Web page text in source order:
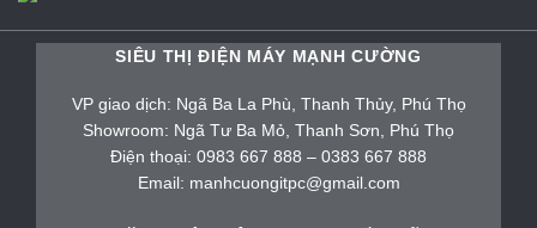
SIÊU THỊ ĐIỆN MÁY MẠNH CƯỜNG
VP giao dịch: Ngã Ba La Phù, Thanh Thủy, Phú Thọ
Showroom: Ngã Tư Ba Mỏ, Thanh Sơn, Phú Thọ
Điện thoại: 0983 667 888 – 0383 667 888
Email: manhcuongitpc@gmail.com